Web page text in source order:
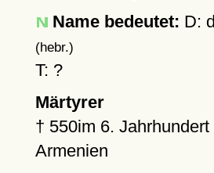
Name bedeutet: D:
(hebr.)
T: ?
Märtyrer
† 550im 6. Jahrhundert
Armenien